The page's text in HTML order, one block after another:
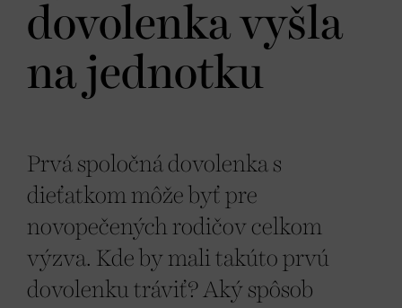
dovolenka vyšla
na jednotku
Prvá spoločná dovolenka s
dieťatkom môže byť pre
novopečených rodičov celkom
výzva. Kde by mali takúto prvú
dovolenku tráviť? Aký spôsob